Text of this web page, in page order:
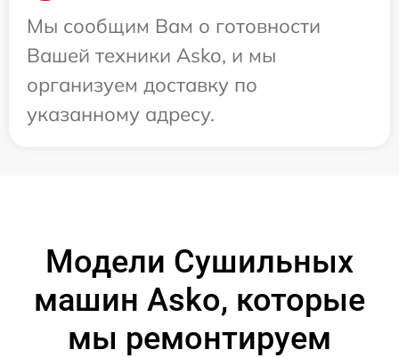
Мы сообщим Вам о готовности
Вашей техники Asko, и мы
организуем доставку по
указанному адресу.
Модели Сушильных
машин Asko, которые
мы ремонтируем